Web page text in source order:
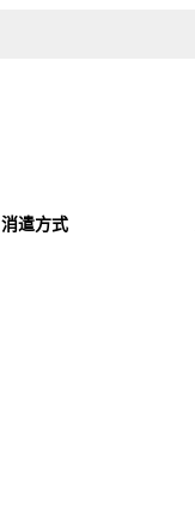
消遣方式